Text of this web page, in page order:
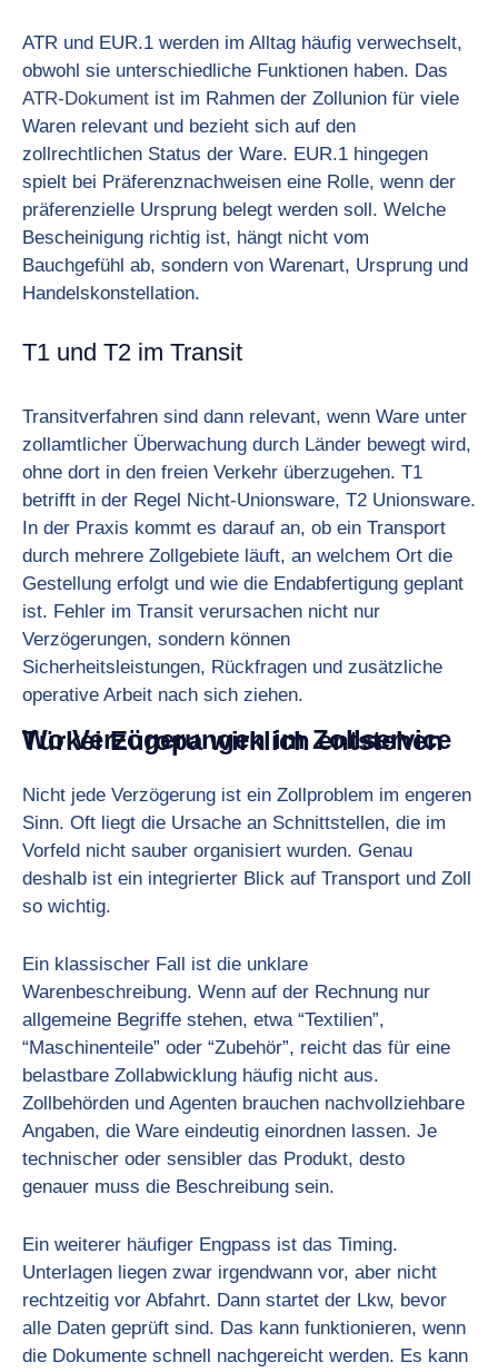
ATR und EUR.1 werden im Alltag häufig verwechselt,
obwohl sie unterschiedliche Funktionen haben. Das
ATR-Dokument ist im Rahmen der Zollunion für viele
Waren relevant und bezieht sich auf den
zollrechtlichen Status der Ware. EUR.1 hingegen
spielt bei Präferenznachweisen eine Rolle, wenn der
präferenzielle Ursprung belegt werden soll. Welche
Bescheinigung richtig ist, hängt nicht vom
Bauchgefühl ab, sondern von Warenart, Ursprung und
Handelskonstellation.
T1 und T2 im Transit
Transitverfahren sind dann relevant, wenn Ware unter
zollamtlicher Überwachung durch Länder bewegt wird,
ohne dort in den freien Verkehr überzugehen. T1
betrifft in der Regel Nicht-Unionsware, T2 Unionsware.
In der Praxis kommt es darauf an, ob ein Transport
durch mehrere Zollgebiete läuft, an welchem Ort die
Gestellung erfolgt und wie die Endabfertigung geplant
ist. Fehler im Transit verursachen nicht nur
Verzögerungen, sondern können
Sicherheitsleistungen, Rückfragen und zusätzliche
operative Arbeit nach sich ziehen.
Wo Verzögerungen im Zollservice Türkei Europa wirklich entstehen
Nicht jede Verzögerung ist ein Zollproblem im engeren
Sinn. Oft liegt die Ursache an Schnittstellen, die im
Vorfeld nicht sauber organisiert wurden. Genau
deshalb ist ein integrierter Blick auf Transport und Zoll
so wichtig.
Ein klassischer Fall ist die unklare
Warenbeschreibung. Wenn auf der Rechnung nur
allgemeine Begriffe stehen, etwa “Textilien”,
“Maschinenteile” oder “Zubehör”, reicht das für eine
belastbare Zollabwicklung häufig nicht aus.
Zollbehörden und Agenten brauchen nachvollziehbare
Angaben, die Ware eindeutig einordnen lassen. Je
technischer oder sensibler das Produkt, desto
genauer muss die Beschreibung sein.
Ein weiterer häufiger Engpass ist das Timing.
Unterlagen liegen zwar irgendwann vor, aber nicht
rechtzeitig vor Abfahrt. Dann startet der Lkw, bevor
alle Daten geprüft sind. Das kann funktionieren, wenn
die Dokumente schnell nachgereicht werden. Es kann